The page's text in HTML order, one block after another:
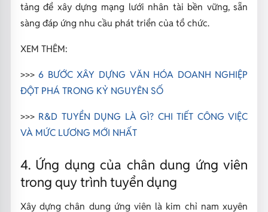
tảng để xây dựng mạng lưới nhân tài bền vững, sẵn
sàng đáp ứng nhu cầu phát triển của tổ chức.
XEM THÊM:
>>>6 BƯỚC XÂY DỰNG VĂN HÓA DOANH NGHIỆP
ĐỘT PHÁ TRONG KỶ NGUYÊN SỐ
>>> R&D TUYỂN DỤNG LÀ GÌ? CHI TIẾT CÔNG VIỆC
VÀ MỨC LƯƠNG MỚI NHẤT
4. Ứng dụng của chân dung ứng viên
trong quy trình tuyển dụng
Xây dựng chân dung ứng viên là kim chỉ nam xuyên